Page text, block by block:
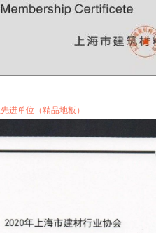
进单位（精品地板）